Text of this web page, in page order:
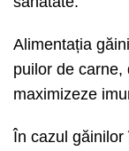
Alimentația
puilor de carne,
maximizeze
În cazul